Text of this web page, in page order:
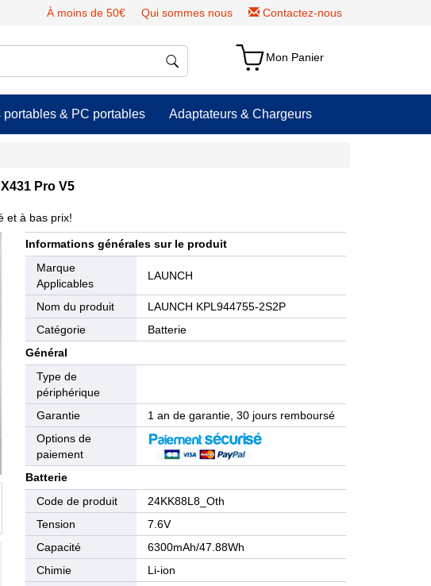
À moins de 50€ Qui sommes nous Contactez-nous
Mon Panier
portables & PC portables Adaptateurs & Chargeurs
Pro V5
et à bas prix!
Informations générales sur le produit
Marque
Applicables
LAUNCH
Nom du produit
LAUNCH KPL944755-2S2P
Catégorie
Batterie
Général
Type de
périphérique
Garantie
1 an de garantie, 30 jours remboursé
Options de
paiement
Batterie
Code de produit
24KK88L8_Oth
Tension
7.6V
Capacité
6300mAh/47.88Wh
Chimie
Li-ion